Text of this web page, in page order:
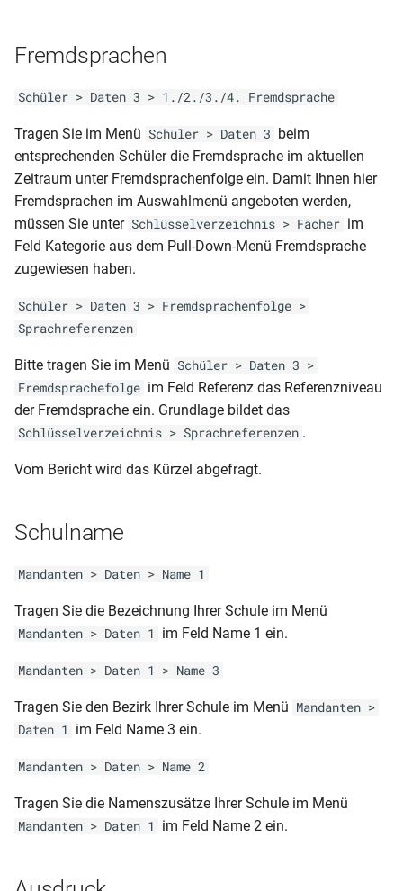
MVP-RS-AS.prt
MVP-RS-AZ
MVP-RS-HJZ
MVP-RS-ÜZ
RLP-GS-JZ (1. und 2. Klasse)
RLP-GS-HJZ_JZ (3. und 4.
2012)
RLP-GS-HJZ (3. und 4.
Klasse)
RLP-GS-HJZ (2. Klasse)
RLP-GS-AZ (3. und 4. Klasse -
RLP-GS-AZ (3. und 4. Klasse -
2 seitig - dynamisch)
RLP-GS-AZ (3. und 4. Klasse -
RLP-GS-AZ (1. Klasse – 1
RLP-GS-AS (1. und 2. Klasse -
RLP-GS-AS (1. Klasse – 1
seitig - dynamisch 2012)
RLP-GS (Jahreszeugnis 2.
ohne Noten dynamisch)
Klasse – 1 seitig -
Qualifikationskarte)
Schülerliste (Tagebuch mit
Betrieben)
Schülerliste (gruppiert nach
Berufen mit Wohnort)
Schülerliste (gruppiert nach
Berufen)
Betrieben)
Schülerliste (gruppiert nach
Bildungsgängen)
Schülerliste (mit Betrieben
Schülerliste (mit Betrieben)
Schülerliste (mit
Praxisbetrieben und
Geburtsdatum)
Schülerliste (mit
Schülerliste (mit
Sorgeberechtigten deutsch)
Schülerliste (mit
Sorgeberechtigten
Klassenliste mit
Wahlpflichtfächern
Klassenliste mit
ausgeschulten Schülern
Klassenübersicht
(Schülersumme nach
Notenübersicht Endnoten
unterschiedlich
Notenübersicht Endnoten
Fachoberschulen (9.82)
Minderjährige)
Zeugnisliste BBS
Zeugnisliste nach
Zeugnisliste nach
UA und Niveau)
Zeugnisliste nach
Fächerkürzel)
Fremdsprachen
Schüler > Daten 3 > 1./2./3./4. Fremdsprache
Tragen Sie im Menü Schüler > Daten 3
beim
entsprechenden Schüler die Fremdsprache im aktuellen
Zeitraum unter Fremdsprachenfolge ein. Damit Ihnen hier
Fremdsprachen im Auswahlmenü angeboten werden,
müssen Sie unter Schlüsselverzeichnis > Fächer im
Feld Kategorie aus dem Pull-Down-Menü Fremdsprache
zugewiesen haben.
Schüler > Daten 3 > Fremdsprachenfolge >
Sprachreferenzen
Bitte tragen Sie im Menü Schüler > Daten 3 >
Fremdsprachefolge im Feld Referenz das Referenzniveau
der Fremdsprache ein. Grundlage bildet das
Schlüsselverzeichnis > Sprachreferenzen .
Vom Bericht wird das Kürzel abgefragt.
Schulname
Mandanten > Daten > Name 1
Tragen Sie die Bezeichnung Ihrer Schule im Menü
Mandanten > Daten 1 im Feld Name 1 ein.
Mandanten > Daten 1 > Name 3
Tragen Sie den Bezirk Ihrer Schule im Menü Mandanten >
Daten 1
im Feld Name 3 ein.
Mandanten > Daten > Name 2
Tragen Sie die Namenszusätze Ihrer Schule im Menü
Mandanten > Daten 1 im Feld Name 2 ein.